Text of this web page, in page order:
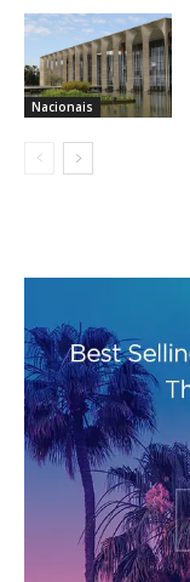
Nacionais